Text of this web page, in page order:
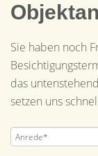
Sie haben noch
das
setzen uns